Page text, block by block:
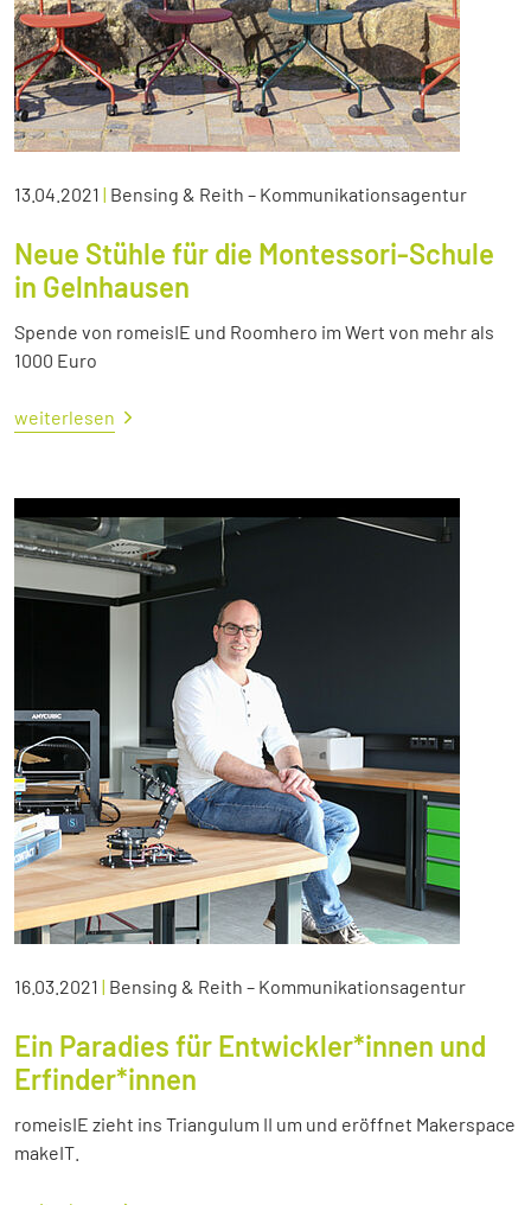
13.04.2021 | Bensing & Reith – Kommunikationsagentur
Neue Stühle für die Montessori-Schule
in Gelnhausen
Spende von romeisIE und Roomhero im Wert von mehr als
1000 Euro
weiterlesen
16.03.2021 | Bensing & Reith – Kommunikationsagentur
Ein Paradies für Entwickler*innen und
Erfinder*innen
romeisIE zieht ins Triangulum II um und eröffnet Makerspace
makeIT.